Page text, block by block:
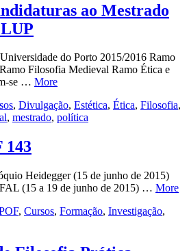
ao Mestrado
do Porto 2015/2016 Ramo
Filosofia Medieval Ramo Ética e
se … More
, Divulgação, Estética, Ética, Filosofia,
, mestrado, política
143
Heidegger (15 de junho de 2015)
(15 a 19 de junho de 2015) … More
, Cursos, Formação, Investigação,